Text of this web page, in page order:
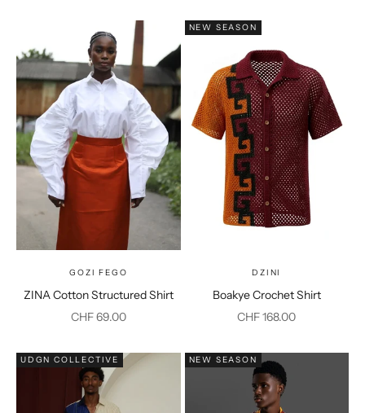
GOZI FEGO
ZINA Cotton Structured Shirt
Prix de vente
CHF 69.00
NEW SEASON
DZINI
Boakye Crochet Shirt
Prix de vente
CHF 168.00
UDGN COLLECTIVE NEW SEASON